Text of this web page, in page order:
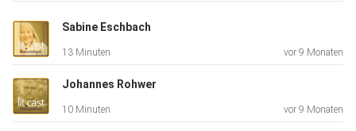
dem Horizont liegen.
Sabine Eschbach
13 Minuten vor 9 Monaten
Johannes Rohwer
10 Minuten vor 9 Monaten